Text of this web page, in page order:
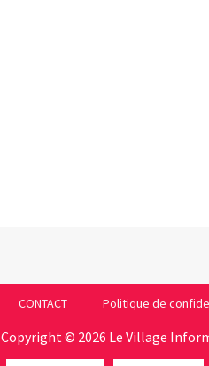
CONTACT Politique de
Copyright © 2026 Le Village